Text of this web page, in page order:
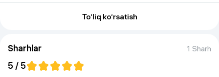
Точная настройка
температуры
Управление
Мощность
To‘liq ko‘rsatish
Sharhlar 1 Sharh
5 / 5